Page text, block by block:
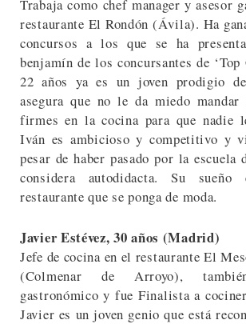
Trabaja como chef manager y asesor
restaurante El Rondón (Ávila). Ha
concursos a los que se ha
benjamín de los concursantes de
22 años ya es un joven prodigio
asegura que no le da miedo
firmes en la cocina para que nadie
Iván es ambicioso y competitivo y
pesar de haber pasado por la escuela
considera autodidacta. Su
restaurante que se ponga de moda.
Javier Estévez, 30 años (Madrid)
Jefe de cocina en el restaurante El
(Colmenar de Arroyo),
gastronómico y fue Finalista a
Javier es un joven genio que está